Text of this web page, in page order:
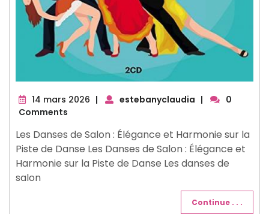
14 mars 2026 14| estebanyclaudia |
0
Comments
Les Danses de Salon : Élégance et Harmonie sur la
Piste de Danse Les Danses de Salon : Élégance et
Harmonie sur la Piste de Danse Les danses de
salon
Continue . . .